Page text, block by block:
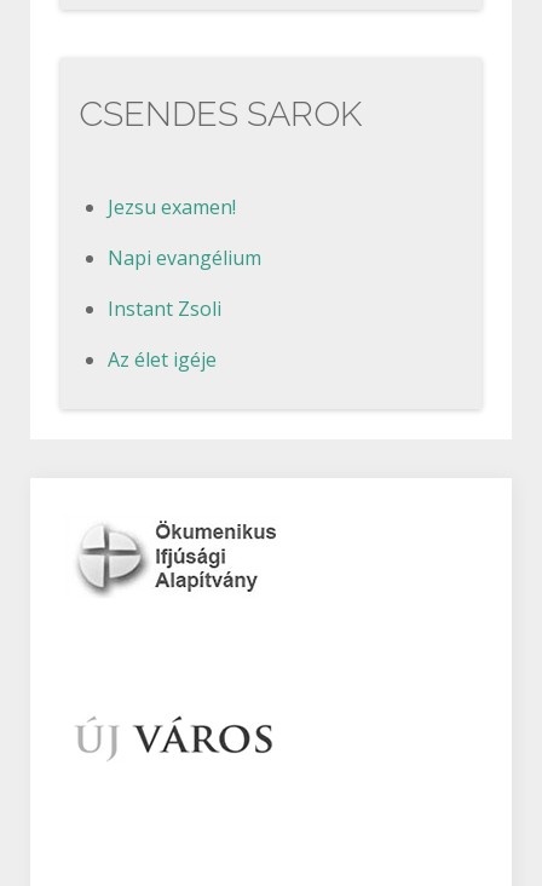
CSENDES SAROK
Jezsu examen!
Napi evangélium
Instant Zsoli
Az élet igéje